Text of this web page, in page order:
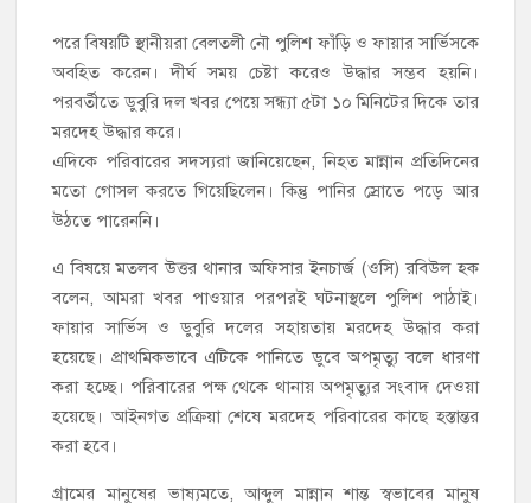
পরে বিষয়টি স্থানীয়রা বেলতলী নৌ পুলিশ ফাঁড়ি ও ফায়ার সার্ভিসকে
অবহিত করেন। দীর্ঘ সময় চেষ্টা করেও উদ্ধার সম্ভব হয়নি।
পরবর্তীতে ডুবুরি দল খবর পেয়ে সন্ধ্যা ৫টা ১০ মিনিটের দিকে তার
মরদেহ উদ্ধার করে।
এদিকে পরিবারের সদস্যরা জানিয়েছেন, নিহত মান্নান প্রতিদিনের
মতো গোসল করতে গিয়েছিলেন। কিন্তু পানির স্রোতে পড়ে আর
উঠতে পারেননি।
এ বিষয়ে মতলব উত্তর থানার অফিসার ইনচার্জ (ওসি) রবিউল হক
বলেন, আমরা খবর পাওয়ার পরপরই ঘটনাস্থলে পুলিশ পাঠাই।
ফায়ার সার্ভিস ও ডুবুরি দলের সহায়তায় মরদেহ উদ্ধার করা
হয়েছে। প্রাথমিকভাবে এটিকে পানিতে ডুবে অপমৃত্যু বলে ধারণা
করা হচ্ছে। পরিবারের পক্ষ থেকে থানায় অপমৃত্যুর সংবাদ দেওয়া
হয়েছে। আইনগত প্রক্রিয়া শেষে মরদেহ পরিবারের কাছে হস্তান্তর
করা হবে।
গ্রামের মানুষের ভাষ্যমতে, আব্দুল মান্নান শান্ত স্বভাবের মানুষ